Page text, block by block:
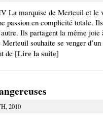
La marquise de Merteuil et le
passion en complicité totale. Ils
Ils partagent la même
souhaite se venger
de [Lire la suite]
2010